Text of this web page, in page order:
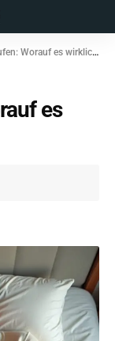
es wirklich ankommt
es